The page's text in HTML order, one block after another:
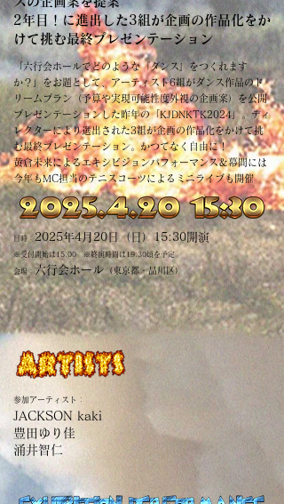
2年目！に進出した3組が企画の作品化をか
けて挑む最終プレゼンテーション
「六行会ホールでどのような『ダンス』をつくれます
か？」をお題として、アーティスト6組がダンス作品のド
リームプラン（予算や実現可能性度外視の企画案）を公開
プレゼンテーションした昨年の「KJDNKTK2024」。ディ
レクターにより選出された3組が企画の作品化をかけて挑
む最終プレゼンテーション。かつてなく自由に！
黄倉未来によるエキシビジョンパフォーマンス＆幕間には
今年もMC担当のテニスコーツによるミニライブも開催
日時： 2025年4月20日（日）15:30開演
※受付開始は15:00 ※終演時間は19:30頃を予定
会場： 六行会ホール （東京都・品川区）
参加アーティスト：
JACKSON kaki
豊田ゆり佳
涌井智仁